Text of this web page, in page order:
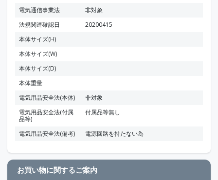
電気通信事業法
非対象
法規関連確認日
20200415
本体サイズ(H)
本体サイズ(W)
本体サイズ(D)
本体重量
電気用品安全法(本体)
非対象
電気用品安全法(付属
品等)
付属品等無し
電気用品安全法(備考) 電源回路を持たない為
お買い物に関するご案内